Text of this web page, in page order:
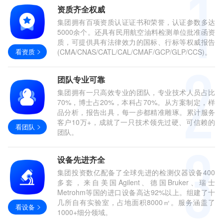
看资质
资质齐全权威
集团拥有百项资质认证证书和荣誉，认证参数多达
5000余个。还具有民用航空油料检测单位批准函资
质，可提供具有法律效力的国标、行标等权威报告
(CMA/CNAS/CATL/CAL/CMAF/GCP/GLP/CCS)。
看团队
团队专业可靠
集团拥有一只高效专业的团队，专业技术人员占比
70%，博士占20%，本科占70%。从方案制定，样
品分析，报告出具，每一步都精准雕琢。累计服务
客户10万+，成就了一只技术领先过硬、可信赖的
团队。
看设备
设备先进齐全
集团投资数亿配备了全球先进的检测仪器设备400
多套，来自美国Agilent、德国Bruker、瑞士
Metrohm等国的进口设备高达92%以上。组建了十
几所自有实验室，占地面积8000㎡。服务涵盖了
1000+细分领域。